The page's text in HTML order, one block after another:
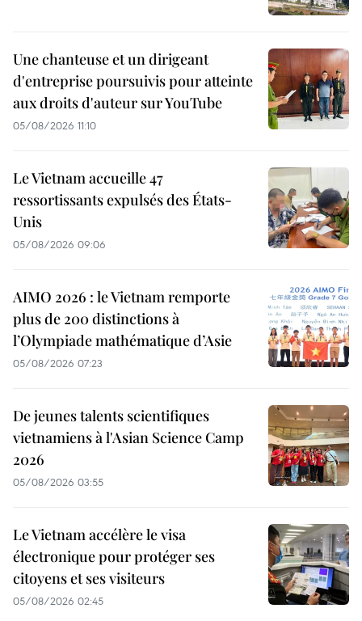
Une chanteuse et un dirigeant
d'entreprise poursuivis pour atteinte
aux droits d'auteur sur YouTube
05/08/2026 11:10
Le Vietnam accueille 47
ressortissants expulsés des États-
Unis
05/08/2026 09:06
AIMO 2026 : le Vietnam remporte
plus de 200 distinctions à
l’Olympiade mathématique d’Asie
05/08/2026 07:23
De jeunes talents scientifiques
vietnamiens à l'Asian Science Camp
2026
05/08/2026 03:55
Le Vietnam accélère le visa
électronique pour protéger ses
citoyens et ses visiteurs
05/08/2026 02:45